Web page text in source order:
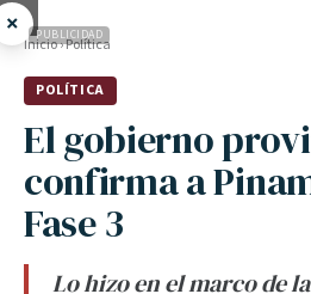
× PUBLICIDAD
Inicio›Política
POLÍTICA
El gobierno
confirma a
Fase 3
Lo hizo en el marco de